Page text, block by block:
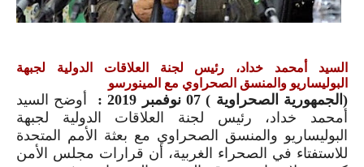
السيد أمحمد خداد، رئيس لجنة العلاقات الدولية لجبهة
البوليساريو والمنسق الصحراوي مع المينورسو
(الجمهورية الصحراوية ) 07 نوفمبر 2019 :
أوضح السيد
أمحمد خداد، رئيس لجنة العلاقات الدولية لجبهة
البوليساريو والمنسق الصحراوي مع بعثة الأمم المتحدة
للاستفتاء في الصحراء الغربية، أن قرارات مجلس الأمن